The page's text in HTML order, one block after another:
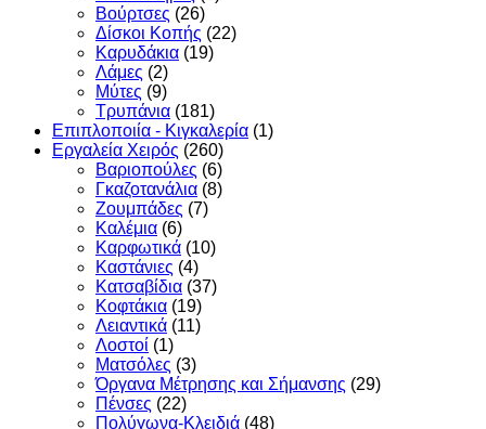
Βούρτσες (26)
Δίσκοι Κοπής (22)
Καρυδάκια (19)
Λάμες (2)
Μύτες (9)
Τρυπάνια (181)
Επιπλοποιία - Κιγκαλερία (1)
Εργαλεία Χειρός (260)
Βαριοπούλες (6)
Γκαζοτανάλια (8)
Ζουμπάδες (7)
Καλέμια (6)
Καρφωτικά (10)
Καστάνιες (4)
Κατσαβίδια (37)
Κοφτάκια (19)
Λειαντικά (11)
Λοστοί (1)
Ματσόλες (3)
Όργανα Μέτρησης και Σήμανσης (29)
Πένσες (22)
Πολύγωνα-Κλειδιά (48)